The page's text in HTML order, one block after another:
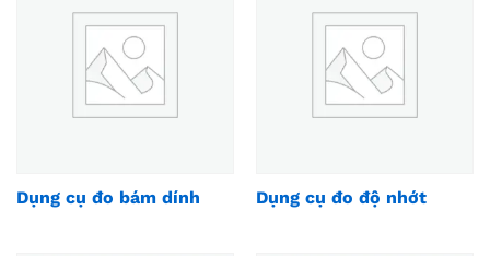
Dụng cụ đo bám dính Dụng cụ đo độ nhớt